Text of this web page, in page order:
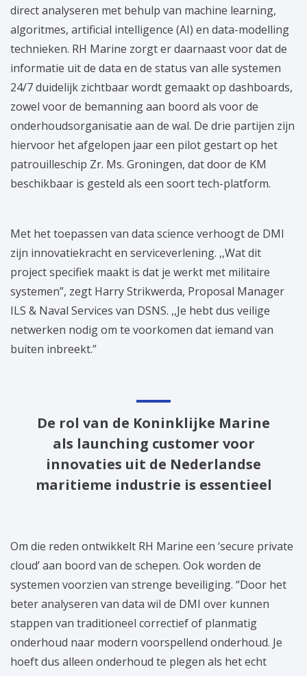
direct analyseren met behulp van machine learning,
algoritmes, artificial intelligence (AI) en data-modelling
technieken. RH Marine zorgt er daarnaast voor dat de
informatie uit de data en de status van alle systemen
24/7 duidelijk zichtbaar wordt gemaakt op dashboards,
zowel voor de bemanning aan boord als voor de
onderhoudsorganisatie aan de wal. De drie partijen zijn
hiervoor het afgelopen jaar een pilot gestart op het
patrouilleschip Zr. Ms. Groningen, dat door de KM
beschikbaar is gesteld als een soort tech-platform.
Met het toepassen van data science verhoogt de DMI
zijn innovatiekracht en serviceverlening. ,,Wat dit
project specifiek maakt is dat je werkt met militaire
systemen”, zegt Harry Strikwerda, Proposal Manager
ILS & Naval Services van DSNS. ,,Je hebt dus veilige
netwerken nodig om te voorkomen dat iemand van
buiten inbreekt.”
De rol van de Koninklijke Marine
als launching customer voor
innovaties uit de Nederlandse
maritieme industrie is essentieel
Om die reden ontwikkelt RH Marine een ‘secure private
cloud’ aan boord van de schepen. Ook worden de
systemen voorzien van strenge beveiliging. “Door het
beter analyseren van data wil de DMI over kunnen
stappen van traditioneel correctief of planmatig
onderhoud naar modern voorspellend onderhoud. Je
hoeft dus alleen onderhoud te plegen als het echt